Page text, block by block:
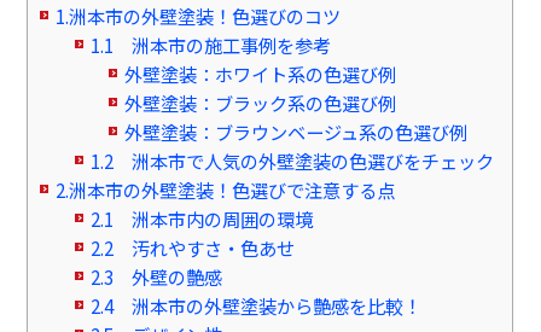
1.洲本市の外壁塗装！色選びのコツ
1.1 洲本市の施工事例を参考
外壁塗装：ホワイト系の色選び例
外壁塗装：ブラック系の色選び例
外壁塗装：ブラウンベージュ系の色選び例
1.2 洲本市で人気の外壁塗装の色選びをチェック
2.洲本市の外壁塗装！色選びで注意する点
2.1 洲本市内の周囲の環境
2.2 汚れやすさ・色あせ
2.3 外壁の艶感
2.4 洲本市の外壁塗装から艶感を比較！